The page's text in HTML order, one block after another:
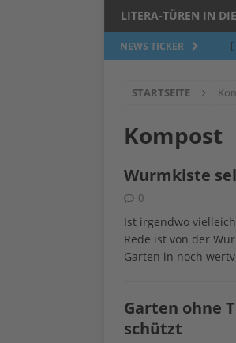
LITERA-TÜREN IN
NEWS TICKER [
[
[
STARTSEITE
Kompost
Wurmkiste
0
Ist irgendwo
Rede ist von der
Garten in noch
Garten ohne
schützt